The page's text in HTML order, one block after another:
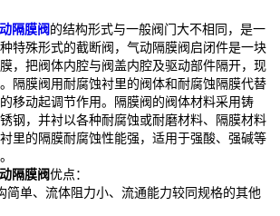
隔膜阀的结构形式与一般阀门大不相同，是一
特殊形式的截断阀，气动隔膜阀启闭件是一块
，把阀体内腔与阀盖内腔及驱动部件隔开，现
隔膜阀用耐腐蚀衬里的阀体和耐腐蚀隔膜代替
移动起调节作用。隔膜阀的阀体材料采用铸
钢，并衬以各种耐腐蚀或耐磨材料、隔膜材料
里的隔膜耐腐蚀性能强，适用于强酸、强碱等
隔膜阀优点：
单、流体阻力小、流通能力较同规格的其他